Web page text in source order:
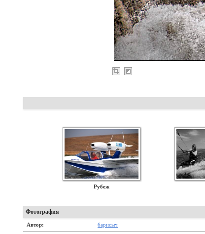
Рубеж
Фотография
Автор: барисыч